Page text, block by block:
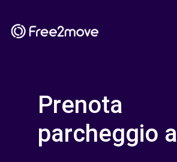
Prenota
parcheggio a